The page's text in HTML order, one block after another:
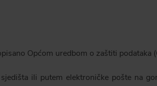
Općom uredbom o zaštiti podataka
ili putem elektroničke pošte na